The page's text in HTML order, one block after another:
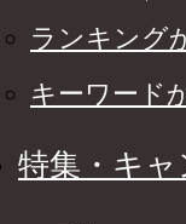
ランキング
キーワード
特集・キャ